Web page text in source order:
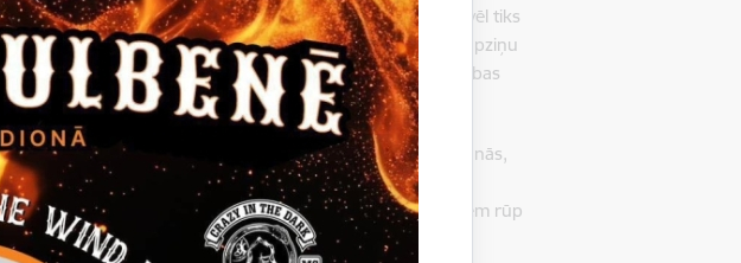
karuselis, Skolas direktors un vēl citas aktivitātes ir un vēl tiks
mācīšanās nozīmi katra personiskajā dzīvē, lai celtu pašapziņu
un komandas darba prasmes, lai attīstītu aktīvās līdzdalības
– skolotāju diskusijas, dažādi viedokļi, līdzdalība, smiešanās,
noliegums, iedvesmošanās, jaunu ideju
Bet ir viena lieta, kas šos pedagogus vieno – viņiem rūp